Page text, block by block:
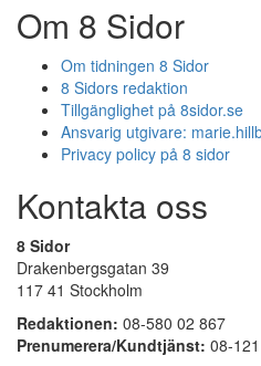
Om 8 Sidor
Om tidningen 8 Sidor
8 Sidors redaktion
Tillgänglighet på 8sidor.se
Ansvarig utgivare:
Privacy policy på 8 sidor
Kontakta oss
8 Sidor
Drakenbergsgatan 39
117 41 Stockholm
Redaktionen: 08-580 02 867
Prenumerera/Kundtjänst: 08-